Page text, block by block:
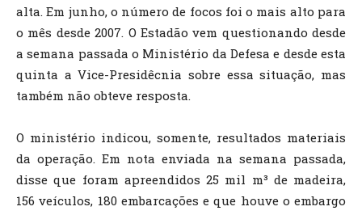
alta. Em junho, o número de focos foi o mais alto para
o mês desde 2007. O Estadão vem questionando desde
a semana passada o Ministério da Defesa e desde esta
quinta a Vice-Presidêcnia sobre essa situação, mas
também não obteve resposta.
O ministério indicou, somente, resultados materiais
da operação. Em nota enviada na semana passada,
disse que foram apreendidos 25 mil m³ de madeira,
156 veículos, 180 embarcações e que houve o embargo